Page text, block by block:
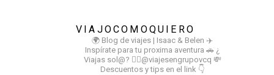
VIAJOCOMOQUIERO
🌍 Blog de viajes | Isaac & Belen ✈️
Inspírate para tu proxima aventura 🚗 ¿
Viajas sol@? 👉🏻@viajesengrupovcq 💸
Descuentos y tips en el link 👇